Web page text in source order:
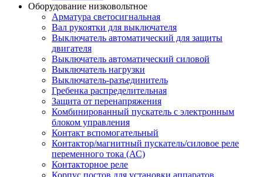
Оборудование низковольтное
Арматура светосигнальная
Вал рукоятки для выключателя
Выключатель автоматический для защиты
двигателя
Выключатель автоматический силовой
Выключатель нагрузки
Выключатель-разъединитель
Гребенка распределительная
Защита от перенапряжения
Комбинированный пускатель с электронным
блоком управления
Контакт вспомогательный
Контактор/магнитный пускатель/силовое реле
переменного тока (АС)
Контакторное реле
Корпус постов для установки аппаратов